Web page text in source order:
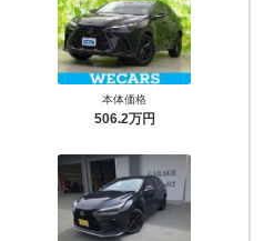
本体価格
506.2万円